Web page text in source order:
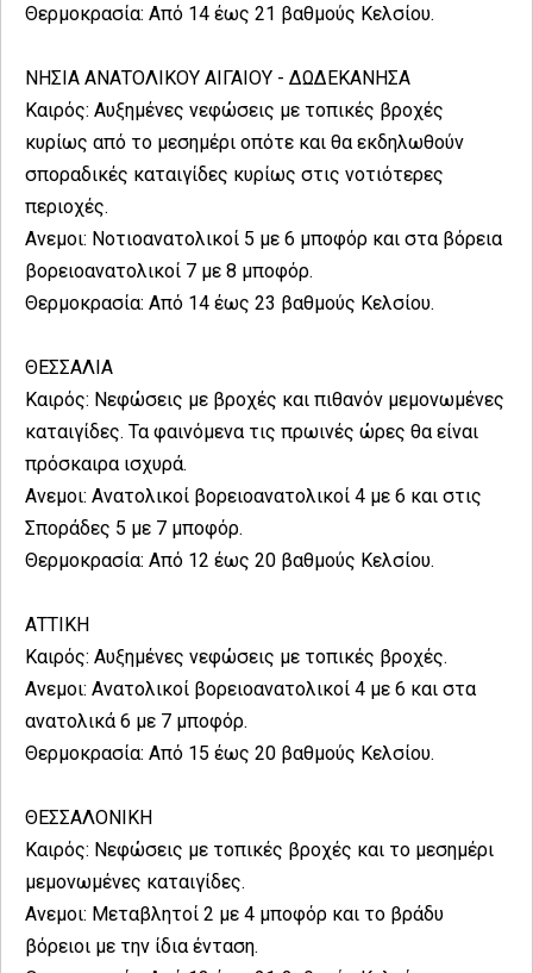
Θερμοκρασία: Από 14 έως 21 βαθμούς Κελσίου.
ΝΗΣΙΑ ΑΝΑΤΟΛΙΚΟΥ ΑΙΓΑΙΟΥ - ΔΩΔΕΚΑΝΗΣΑ
Καιρός: Αυξημένες νεφώσεις με τοπικές βροχές
κυρίως από το μεσημέρι οπότε και θα εκδηλωθούν
σποραδικές καταιγίδες κυρίως στις νοτιότερες
περιοχές.
Ανεμοι: Νοτιοανατολικοί 5 με 6 μποφόρ και στα βόρεια
βορειοανατολικοί 7 με 8 μποφόρ.
Θερμοκρασία: Από 14 έως 23 βαθμούς Κελσίου.
ΘΕΣΣΑΛΙΑ
Καιρός: Νεφώσεις με βροχές και πιθανόν μεμονωμένες
καταιγίδες. Τα φαινόμενα τις πρωινές ώρες θα είναι
πρόσκαιρα ισχυρά.
Ανεμοι: Ανατολικοί βορειοανατολικοί 4 με 6 και στις
Σποράδες 5 με 7 μποφόρ.
Θερμοκρασία: Από 12 έως 20 βαθμούς Κελσίου.
ΑΤΤΙΚΗ
Καιρός: Αυξημένες νεφώσεις με τοπικές βροχές.
Ανεμοι: Ανατολικοί βορειοανατολικοί 4 με 6 και στα
ανατολικά 6 με 7 μποφόρ.
Θερμοκρασία: Από 15 έως 20 βαθμούς Κελσίου.
ΘΕΣΣΑΛΟΝΙΚΗ
Καιρός: Νεφώσεις με τοπικές βροχές και το μεσημέρι
μεμονωμένες καταιγίδες.
Ανεμοι: Μεταβλητοί 2 με 4 μποφόρ και το βράδυ
βόρειοι με την ίδια ένταση.